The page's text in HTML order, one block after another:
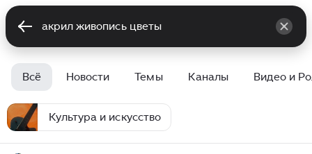
Всё Новости Темы Каналы Видео и
Культура и искусство